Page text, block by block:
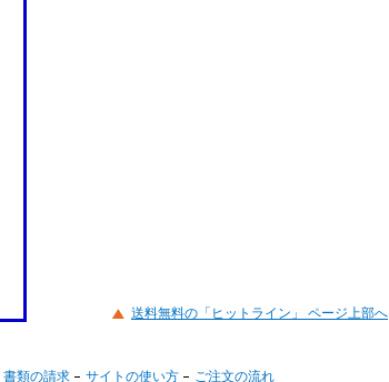
送料無料の「ヒットライン」 ページ上部へ
書類の請求 サイトの使い方 ご注文の流れ